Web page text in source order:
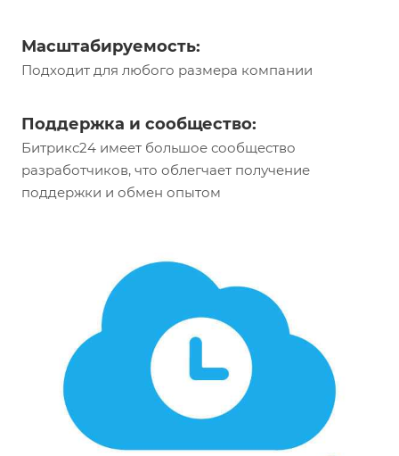
Масштабируемость:
Подходит для любого размера компании
Поддержка и сообщество:
Битрикс24 имеет большое сообщество
разработчиков, что облегчает получение
поддержки и обмен опытом